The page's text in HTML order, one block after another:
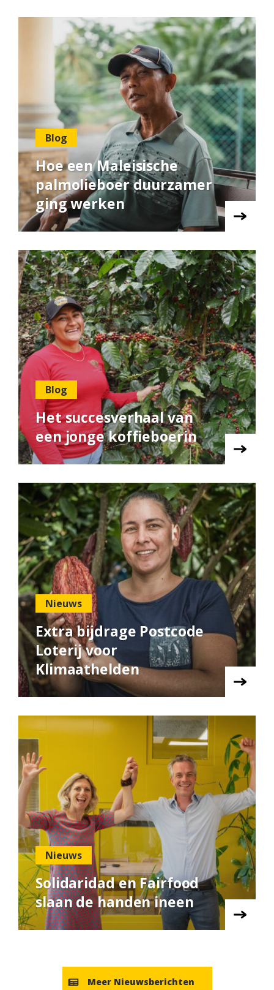
Blog
Hoe een Maleisische
palmolieboer duurzamer
ging werken
Blog
Het succesverhaal van
een jonge koffieboerin
Nieuws
Extra bijdrage Postcode
Loterij voor
Klimaathelden
Nieuws
Solidaridad en Fairfood
slaan de handen ineen
Meer Nieuwsberichten